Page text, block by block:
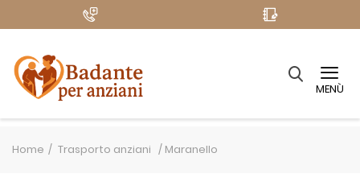
MENÙ
Home Trasporto anziani / Maranello